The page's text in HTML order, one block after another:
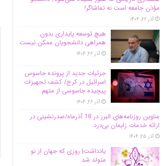
مؤذن جامعه است نه تماشاگر!
آذر ۲۶, ۱۴۰۴
هیچ توسعه پایداری بدون
همراهی دانشجویان ممکن نیست
آذر ۲۶, ۱۴۰۴
جزئیات جدید از پرونده جاسوس
اسرائیل در کرج/‌ کشف تجهیزات
پیچیده جاسوسی از متهم
آذر ۲۶, ۱۴۰۴
عناوین روزنامه‌های البرز در ‌18 آذرماه/صدرنشینی در
ارائه خدمات زایمان بی‌درد
آذر ۲۵, ۱۴۰۴
یادداشت| روزی که جهان از نو
متولد شد